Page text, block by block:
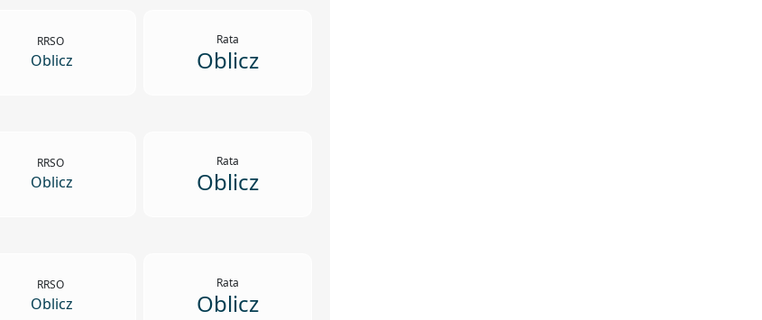
RRSO
Oblicz
Rata
Oblicz
RRSO
Oblicz
Rata
Oblicz
RRSO
Oblicz
Rata
Oblicz